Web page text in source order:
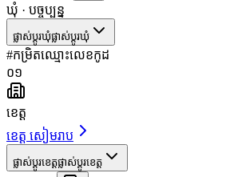
ឃុំ · បច្ចុប្បន្ន
ផ្លាស់ប្តូរឃុំផ្លាស់ប្តូរឃុំ
#កម្រិតឈ្មោះលេខកូដ
០១
ខេត្ត
ខេត្ត សៀមរាប
ផ្លាស់ប្តូរខេត្តផ្លាស់ប្តូរខេត្ត